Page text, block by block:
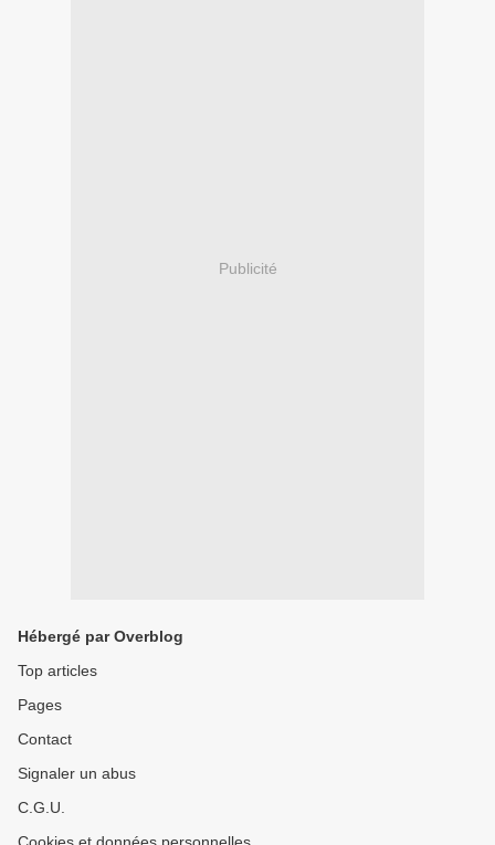
Publicité
Hébergé par Overblog
Top articles
Pages
Contact
Signaler un abus
C.G.U.